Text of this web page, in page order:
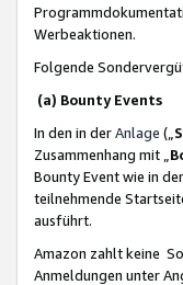
Werbeaktionen.
Folgende
(a) Bounty Events
In den in derAnlage („
Zusammenhang mit „
Bounty Event wie in
teilnehmende
ausführt.
Amazon zahlt keine
Anmeldungen unter